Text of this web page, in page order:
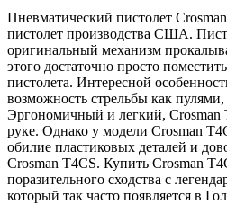
Пневматический пистолет
пистолет производства США.
оригинальный механизм
этого достаточно просто
пистолета. Интересной
возможность стрельбы как
Эргономичный и легкий, Crosman
руке. Однако у модели Crosman
обилие пластиковых деталей и
Crosman Т4CS. Купить Crosman
поразительного сходства с
который так часто появляется в